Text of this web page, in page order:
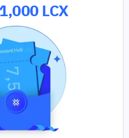
1,000 LCX